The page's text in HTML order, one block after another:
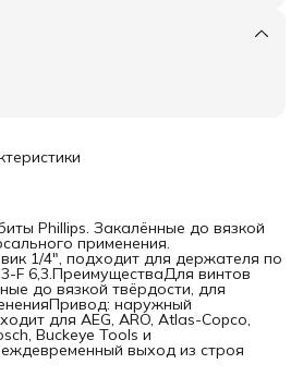
Phillips. Закалённые до вязкой
применения.
1/4", подходит для держателя по
F 6,3.ПреимуществаДля винтов
до вязкой твёрдости, для
наружный
для AEG, ARO, Atlas-Copco,
Buckeye Tools и
выход из строя